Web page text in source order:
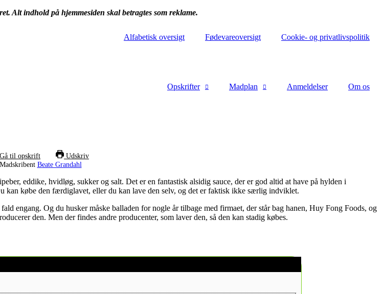
Alt indhold på hjemmesiden skal betragtes som reklame.
Alfabetisk oversigt Fødevareoversigt Cookie- og privatlivspolitik
Opskrifter
Madplan Anmeldelser Om os
Gå til opskrift
Udskriv
Madskribent Beate Grandahl
eddike, hvidløg, sukker og salt. Det er en fantastisk alsidig sauce, der er god altid at have på hylden i
kan købe den færdiglavet, eller du kan lave den selv, og det er faktisk ikke særlig indviklet.
engang. Og du husker måske balladen for nogle år tilbage med firmaet, der står bag hanen, Huy Fong Foods, og
den. Men der findes andre producenter, som laver den, så den kan stadig købes.